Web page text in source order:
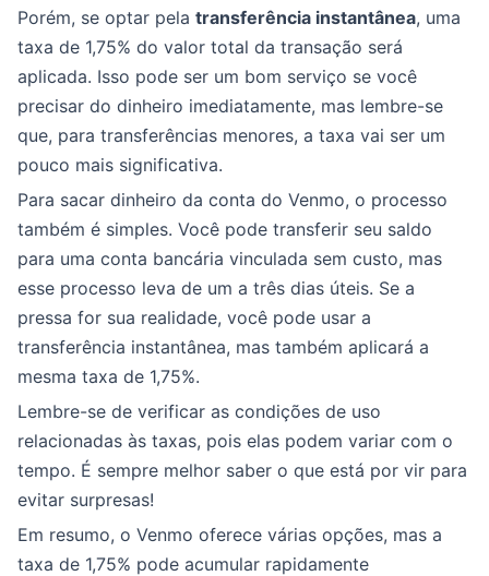
Porém, se optar pela transferência instantânea, uma
taxa de 1,75% do valor total da transação será
aplicada. Isso pode ser um bom serviço se você
precisar do dinheiro imediatamente, mas lembre-se
que, para transferências menores, a taxa vai ser um
pouco mais significativa.
Para sacar dinheiro da conta do Venmo, o processo
também é simples. Você pode transferir seu saldo
para uma conta bancária vinculada sem custo, mas
esse processo leva de um a três dias úteis. Se a
pressa for sua realidade, você pode usar a
transferência instantânea, mas também aplicará a
mesma taxa de 1,75%.
Lembre-se de verificar as condições de uso
relacionadas às taxas, pois elas podem variar com o
tempo. É sempre melhor saber o que está por vir para
evitar surpresas!
Em resumo, o Venmo oferece várias opções, mas a
taxa de 1,75% pode acumular rapidamente